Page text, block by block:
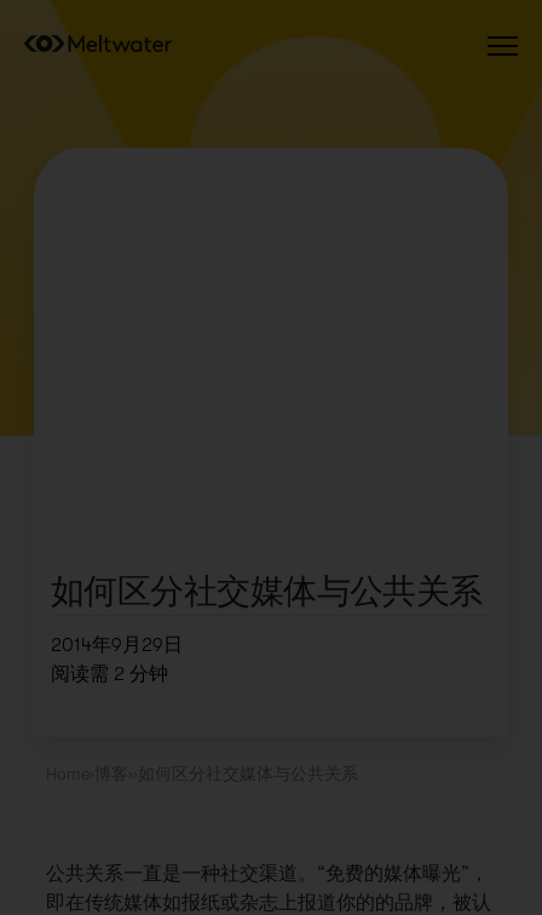
如何区分社交媒体与公共关系
2014年9月29日
阅读需 2 分钟
如何区分社交媒体与公共关系
公共关系一直是一种社交渠道。“免费的媒体曝光”，
即在传统媒体如报纸或杂志上报道你的的品牌，被认